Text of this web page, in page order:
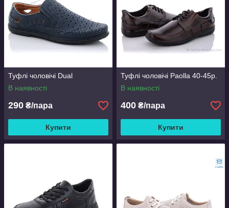
Туфлі чоловічі Dual
В наявності
290 ₴/пара
Купити
Туфлі чоловічі Paolla 40-45р.
В наявності
400 ₴/пара
Купити